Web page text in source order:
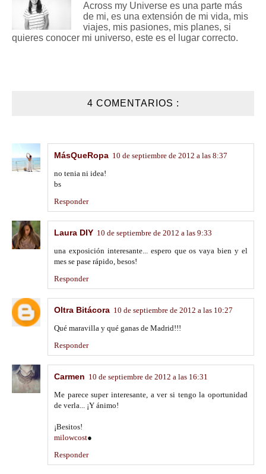
Across my Universe es una parte más
de mi, es una extensión de mi vida, mis
viajes, mis pasiones, mis planes, si
quieres conocer mi universo, este es el lugar correcto.
4 COMENTARIOS :
MásQueRopa 10 de septiembre de 2012 a las 8:37
no tenia ni idea!
bs
Responder
Laura DIY 10 de septiembre de 2012 a las 9:33
una exposición interesante... espero que os vaya bien y el
mes se pase rápido, besos!
Responder
Oltra Bitácora 10 de septiembre de 2012 a las 10:27
Qué maravilla y qué ganas de Madrid!!!
Responder
Carmen 10 de septiembre de 2012 a las 16:31
Me parece super interesante, a ver si tengo la oportunidad
de verla... ¡Y ánimo!
¡Besitos!
milowcost●
Responder